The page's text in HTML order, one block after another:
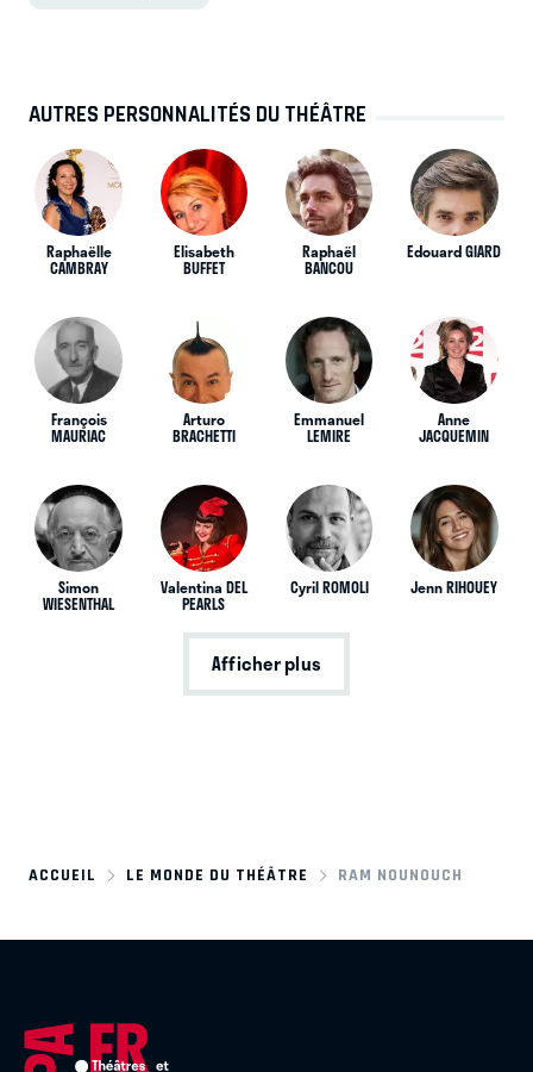
AUTRES PERSONNALITÉS DU THÉÂTRE
Raphaëlle
CAMBRAY
Elisabeth
BUFFET
Raphaël
BANCOU
Edouard GIARD
François
MAURIAC
Arturo
BRACHETTI
Emmanuel
LEMIRE
Anne
JACQUEMIN
Simon
WIESENTHAL
Valentina DEL
PEARLS
Cyril ROMOLI Jenn RIHOUEY
Afficher plus
ACCUEIL LE MONDE DU THÉÂTRE RAM NOUNOUCH